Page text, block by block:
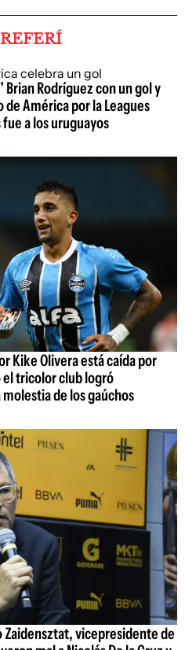
Rodríguez con un gol y
América por la Leagues
a los uruguayos
Kike Olivera está caída por
tricolor club logró
de los gaúchos
Zaidensztat, vicepresidente de